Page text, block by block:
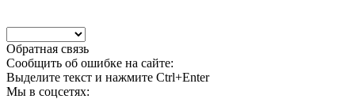
Обратная связь
Сообщить об ошибке на сайте:
Выделите текст и нажмите Ctrl+Enter
Мы в соцсетях: